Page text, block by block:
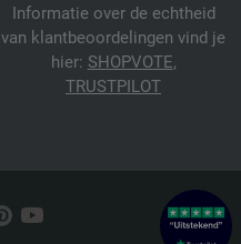
Informatie over de echtheid
van klantbeoordelingen vind je
hier: SHOPVOTE,
TRUSTPILOT